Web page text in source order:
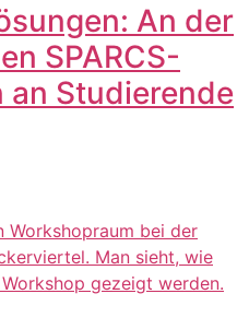
An der
SPARCS-
an Studierende